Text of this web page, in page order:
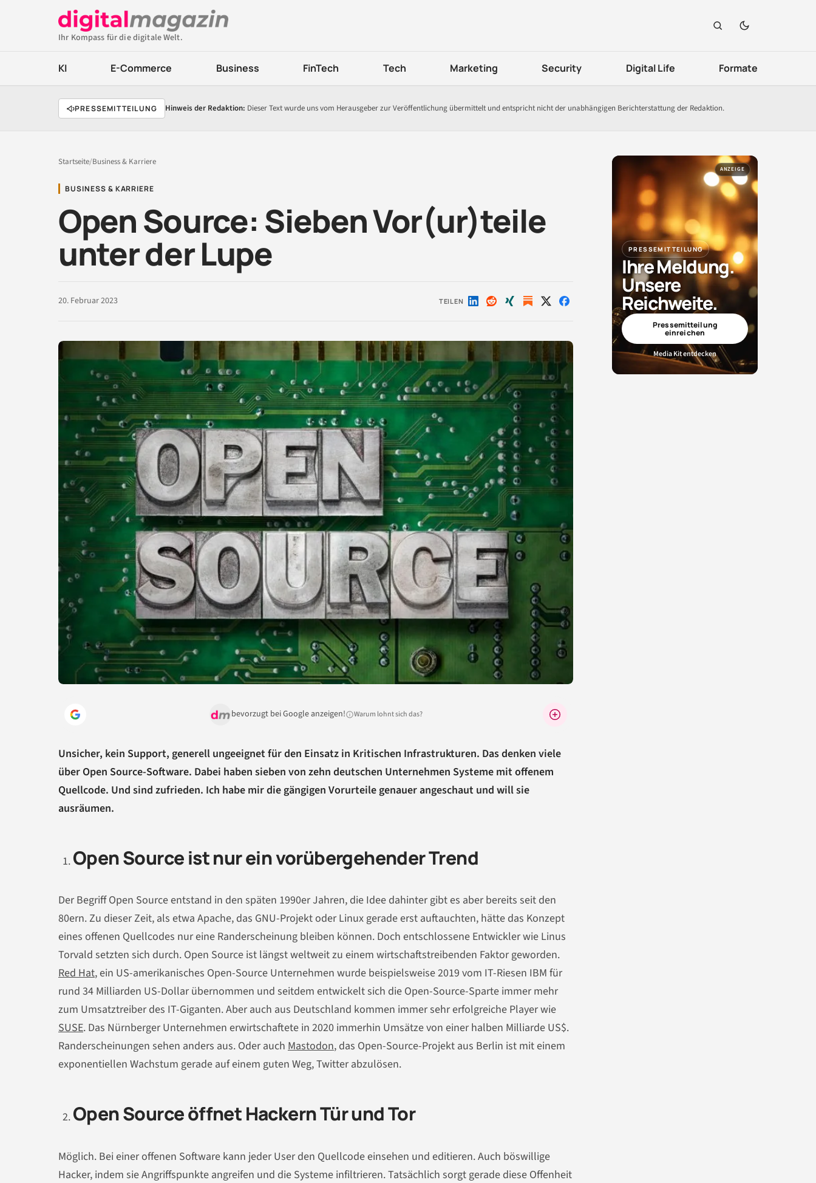
Ihr Kompass für die digitale Welt.
KI E-Commerce Business FinTech Tech Marketing Security Digital Life Formate
PRESSEMITTEILUNG Hinweis der Redaktion: Dieser Text wurde uns vom Herausgeber zur Veröffentlichung übermittelt und entspricht nicht der unabhängigen Berichterstattung der Redaktion.
Startseite/Business & Karriere
BUSINESS & KARRIERE
Open Source: Sieben Vor(ur)teile
unter der Lupe
20. Februar 2023 TEILEN Auf Auf Auf Auf Auf
bevorzugt bei Google anzeigen! Warum lohnt sich das?
Unsicher, kein Support, generell ungeeignet für den Einsatz in Kritischen Infrastrukturen. Das denken viele
über Open Source-Software. Dabei haben sieben von zehn deutschen Unternehmen Systeme mit offenem
Quellcode. Und sind zufrieden. Ich habe mir die gängigen Vorurteile genauer angeschaut und will sie
ausräumen.
Open Source ist nur ein vorübergehender Trend
Der Begriff Open Source entstand in den späten 1990er Jahren, die Idee dahinter gibt es aber bereits seit den
80ern. Zu dieser Zeit, als etwa Apache, das GNU-Projekt oder Linux gerade erst auftauchten, hätte das Konzept
eines offenen Quellcodes nur eine Randerscheinung bleiben können. Doch entschlossene Entwickler wie Linus
Torvald setzten sich durch. Open Source ist längst weltweit zu einem wirtschaftstreibenden Faktor geworden.
Red Hat, ein US-amerikanisches Open-Source Unternehmen wurde beispielsweise 2019 vom IT-Riesen IBM für
rund 34 Milliarden US-Dollar übernommen und seitdem entwickelt sich die Open-Source-Sparte immer mehr
zum Umsatztreiber des IT-Giganten. Aber auch aus Deutschland kommen immer sehr erfolgreiche Player wie
SUSE. Das Nürnberger Unternehmen erwirtschaftete in 2020 immerhin Umsätze von einer halben Milliarde US$.
Randerscheinungen sehen anders aus. Oder auch Mastodon, das Open-Source-Projekt aus Berlin ist mit einem
exponentiellen Wachstum gerade auf einem guten Weg, Twitter abzulösen.
Open Source öffnet Hackern Tür und Tor
Möglich. Bei einer offenen Software kann jeder User den Quellcode einsehen und editieren. Auch böswillige
Hacker, indem sie Angriffspunkte angreifen und die Systeme infiltrieren. Tatsächlich sorgt gerade diese Offenheit
ANZEIGE
PRESSEMITTEILUNG
Ihre Meldung.
Unsere
Reichweite.
Pressemitteilung
einreichen
Media Kit entdecken